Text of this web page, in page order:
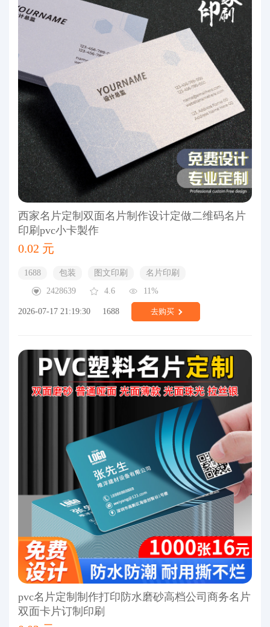
西家名片定制双面名片制作设计定做二维码名片
印刷pvc小卡製作
0.02 元
1688 包装 图文印刷
名片印刷
2428639
4.6 11%
2026-07-17 21:19:30 1688 去购买
pvc名片定制制作打印防水磨砂高档公司商务名片
双面卡片订制印刷